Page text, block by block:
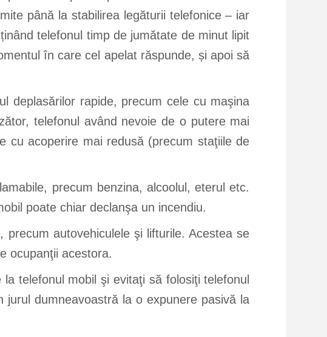
până la stabilirea legăturii telefonice – iar
telefonul timp de jumătate de minut lipit
în care cel apelat răspunde, și apoi să
deplasărilor rapide, precum cele cu maşina
telefonul având nevoie de o putere mai
cu acoperire mai redusă (precum staţiile de
precum benzina, alcoolul, eterul etc.
poate chiar declanşa un incendiu.
autovehiculele şi lifturile. Acestea se
ocupanţii acestora.
telefonul mobil şi evitaţi să folosiţi telefonul
dumneavoastră la o expunere pasivă la